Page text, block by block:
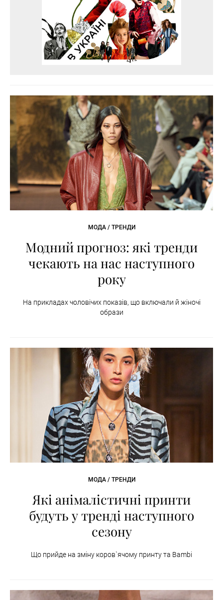
МОДА / ТРЕНДИ
Модний прогноз: які тренди
чекають на нас наступного
року
На прикладах чоловічих показів, що включали й жіночі
образи
МОДА / ТРЕНДИ
Які анімалістичні принти
будуть у тренді наступного
сезону
Що прийде на зміну коров`ячому принту та Bambi